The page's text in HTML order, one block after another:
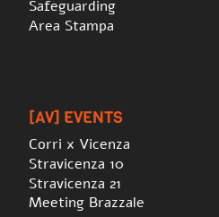
Safeguarding
Area Stampa
[AV] EVENTS
Corri x Vicenza
Stravicenza 10
Stravicenza 21
Meeting Brazzale